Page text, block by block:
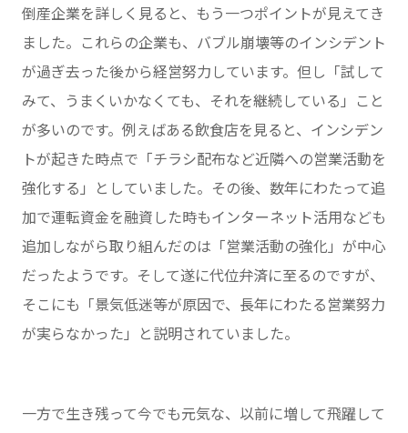
倒産企業を詳しく見ると、もう一つポイントが見えてき
ました。これらの企業も、バブル崩壊等のインシデント
が過ぎ去った後から経営努力しています。但し「試して
みて、うまくいかなくても、それを継続している」こと
が多いのです。例えばある飲食店を見ると、インシデン
トが起きた時点で「チラシ配布など近隣への営業活動を
強化する」としていました。その後、数年にわたって追
加で運転資金を融資した時もインターネット活用なども
追加しながら取り組んだのは「営業活動の強化」が中心
だったようです。そして遂に代位弁済に至るのですが、
そこにも「景気低迷等が原因で、長年にわたる営業努力
が実らなかった」と説明されていました。
一方で生き残って今でも元気な、以前に増して飛躍して